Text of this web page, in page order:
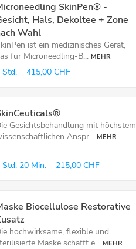
SkinPen® -
Hals, Dekoltee + Zone
Wahl
ist ein medizinisches Gerät,
für Microneedling-B... MEHR
Std. 415,00 CHF
Gesichtsbehandlung mit höchstem
Anspr... MEHR
Std. 20 Min. 215,00 CHF
Biocellulose Restorative
hochwirksame, flexible und
Maske schafft e... MEHR